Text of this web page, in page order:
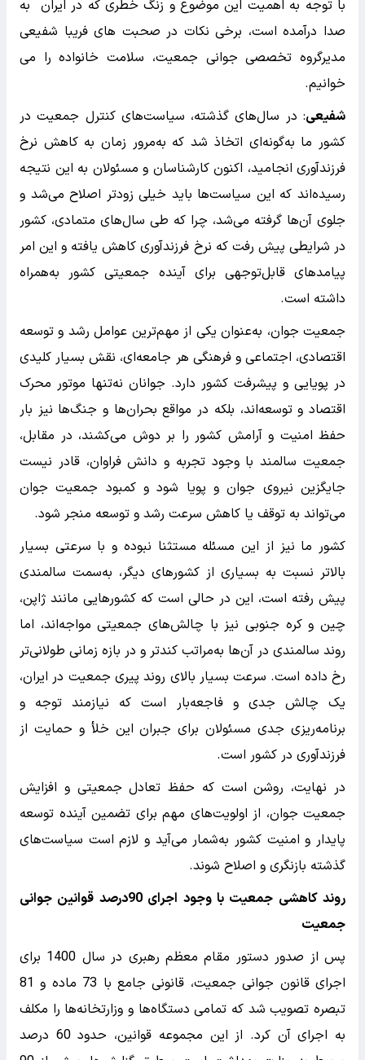
با توجه به اهمیت این موضوع و زنگ خطری که در ایران به
صدا درآمده است، برخی نکات در صحبت های فریبا شفیعی
مدیرگروه تخصصی جوانی جمعیت، سلامت خانواده را می
خوانیم.
شفیعی: در سال‌های گذشته، سیاست‌های کنترل جمعیت در
کشور ما به‌گونه‌ای اتخاذ شد که به‌مرور زمان به کاهش نرخ
فرزندآوری انجامید، اکنون کارشناسان و مسئولان به این نتیجه
رسیده‌اند که این سیاست‌ها باید خیلی زودتر اصلاح می‌شد و
جلوی آن‌ها گرفته می‌شد، چرا که طی سال‌های متمادی، کشور
در شرایطی پیش رفت که نرخ فرزندآوری کاهش یافته و این امر
پیامدهای قابل‌توجهی برای آینده جمعیتی کشور به‌همراه
داشته است.
جمعیت جوان، به‌عنوان یکی از مهم‌ترین عوامل رشد و توسعه
اقتصادی، اجتماعی و فرهنگی هر جامعه‌ای، نقش بسیار کلیدی
در پویایی و پیشرفت کشور دارد. جوانان نه‌تنها موتور محرک
اقتصاد و توسعه‌اند، بلکه در مواقع بحران‌ها و جنگ‌ها نیز بار
حفظ امنیت و آرامش کشور را بر دوش می‌کشند، در مقابل،
جمعیت سالمند با وجود تجربه و دانش فراوان، قادر نیست
جایگزین نیروی جوان و پویا شود و کمبود جمعیت جوان
می‌تواند به توقف یا کاهش سرعت رشد و توسعه منجر شود.
کشور ما نیز از این مسئله مستثنا نبوده و با سرعتی بسیار
بالاتر نسبت به بسیاری از کشورهای دیگر، به‌سمت سالمندی
پیش رفته است، این در حالی است که کشورهایی مانند ژاپن،
چین و کره جنوبی نیز با چالش‌های جمعیتی مواجه‌اند، اما
روند سالمندی در آن‌ها به‌مراتب کندتر و در بازه زمانی طولانی‌تر
رخ داده است. سرعت بسیار بالای روند پیری جمعیت در ایران،
یک چالش جدی و فاجعه‌بار است که نیازمند توجه و
برنامه‌ریزی جدی مسئولان برای جبران این خلأ و حمایت از
فرزندآوری در کشور است.
در نهایت، روشن است که حفظ تعادل جمعیتی و افزایش
جمعیت جوان، از اولویت‌های مهم برای تضمین آینده توسعه
پایدار و امنیت کشور به‌شمار می‌آید و لازم است سیاست‌های
گذشته بازنگری و اصلاح شوند.
روند کاهشی جمعیت با وجود اجرای 90درصد قوانین جوانی
جمعیت
پس از صدور دستور مقام معظم رهبری در سال 1400 برای
اجرای قانون جوانی جمعیت، قانونی جامع با 73 ماده و 81
تبصره تصویب شد که تمامی دستگاه‌ها و وزارتخانه‌ها را مکلف
به اجرای آن کرد. از این مجموعه قوانین، حدود 60 درصد